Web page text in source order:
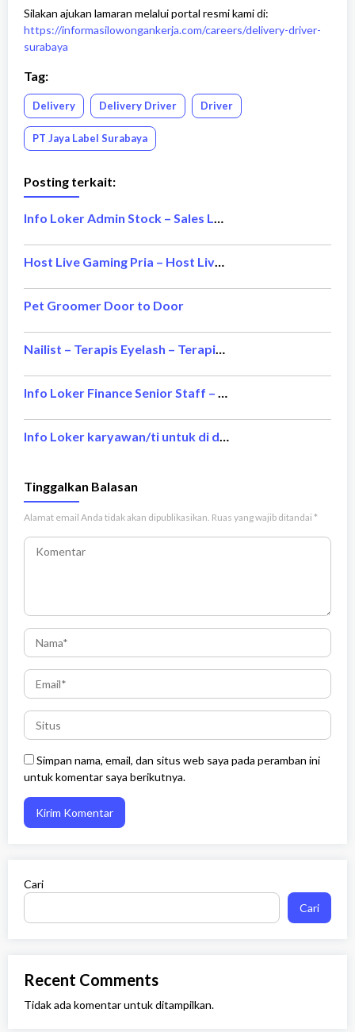
Silakan ajukan lamaran melalui portal resmi kami di:
https://informasilowongankerja.com/careers/delivery-driver-
surabaya
Tag:
Delivery Delivery Driver Driver
PT Jaya Label Surabaya
Posting terkait:
Info Loker Admin Stock – Sales Laptop
Host Live Gaming Pria – Host Live Gaming Wanita
Pet Groomer Door to Door
Nailist – Terapis Eyelash – Terapis Waxing and Threading
Info Loker Finance Senior Staff – Bintang Delapan Group
Info Loker karyawan/ti untuk di daerah jakarta – Saung Plataran Resto
Tinggalkan Balasan
Alamat email Anda tidak akan dipublikasikan. Ruas yang wajib ditandai *
Simpan nama, email, dan situs web saya pada peramban ini
untuk komentar saya berikutnya.
Cari
Cari
Recent Comments
Tidak ada komentar untuk ditampilkan.